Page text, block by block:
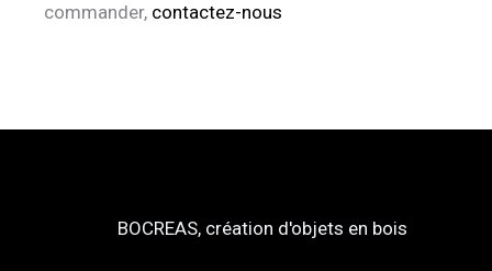
commander, contactez-nous
BOCREAS, création d'objets en bois